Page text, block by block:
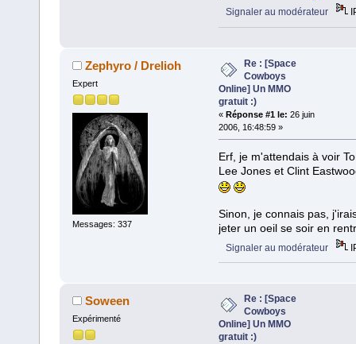
Signaler au modérateur
Zephyro / Drelioh
Expert
Messages: 337
Re : [Space
Cowboys
Online] Un MMO
gratuit :)
« Réponse #1 le: 26 juin
2006, 16:48:59 »
Erf, je m'attendais à voir
Lee Jones et Clint
Sinon, je connais pas,
jeter un oeil se soir en
Signaler au modérateur
Soween
Expérimenté
Re : [Space
Cowboys
Online] Un MMO
gratuit :)